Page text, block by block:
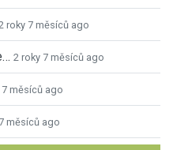
roky 7 měsíců ago
2 roky 7 měsíců ago
7 měsíců ago
měsíců ago